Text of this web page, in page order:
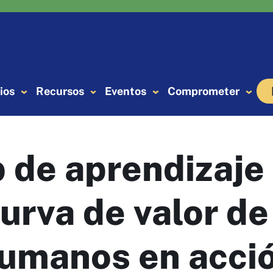
Recursos Eventos Comprometer
de
de valor
en